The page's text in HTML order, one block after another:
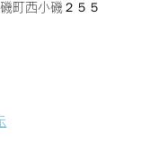
町西小磯２５５